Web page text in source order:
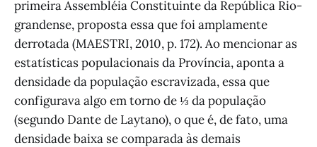
primeira Assembléia Constituinte da República Rio-
grandense, proposta essa que foi amplamente
derrotada (MAESTRI, 2010, p. 172). Ao mencionar as
estatísticas populacionais da Província, aponta a
densidade da população escravizada, essa que
configurava algo em torno de ⅓ da população
(segundo Dante de Laytano), o que é, de fato, uma
densidade baixa se comparada às demais